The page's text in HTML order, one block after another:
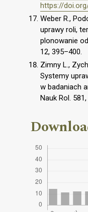
https://
Weber R.,
uprawy roli,
plonowanie
12, 395–400.
Zimny L.,
Systemy
w badaniach
Nauk Rol.